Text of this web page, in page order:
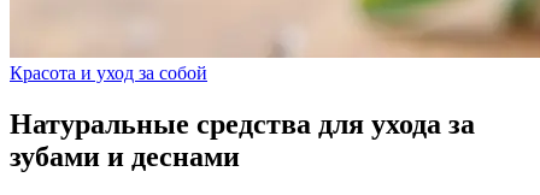
Красота и уход за собой
Натуральные средства для ухода за
зубами и деснами